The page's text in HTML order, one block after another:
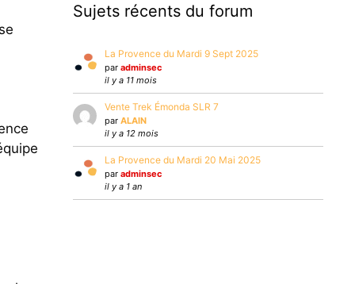
Sujets récents du forum
La Provence du Mardi 9 Sept 2025
par adminsec
il y a 11 mois
Vente Trek Émonda SLR 7
par ALAIN
il y a 12 mois
La Provence du Mardi 20 Mai 2025
par adminsec
il y a 1 an